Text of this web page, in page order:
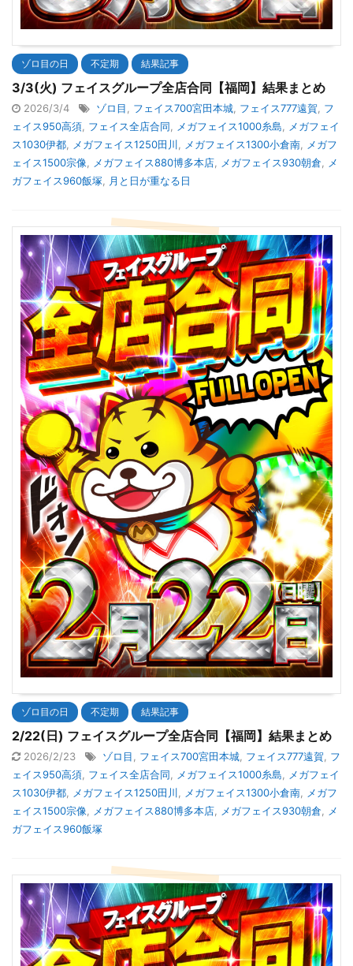
ゾロ目の日 不定期 結果記事
3/3(火) フェイスグループ全店合同【福岡】結果まとめ
2026/3/4 ゾロ目 フェイス700宮田本城 フェイス777遠賀
フ
ェイス950高須 フェイス全店合同 メガフェイス1000糸島
メガフェイ
ス1030伊都
メガフェイス1250田川 メガフェイス1300小倉南
メガフ
ェイス1500宗像
メガフェイス880博多本店 メガフェイス930朝倉
メ
ガフェイス960飯塚
月と日が重なる日
ゾロ目の日 不定期 結果記事
2/22(日) フェイスグループ全店合同【福岡】結果まとめ
2026/2/23 ゾロ目 フェイス700宮田本城 フェイス777遠賀
フ
ェイス950高須 フェイス全店合同 メガフェイス1000糸島
メガフェイ
ス1030伊都
メガフェイス1250田川 メガフェイス1300小倉南
メガフ
ェイス1500宗像
メガフェイス880博多本店 メガフェイス930朝倉
メ
ガフェイス960飯塚